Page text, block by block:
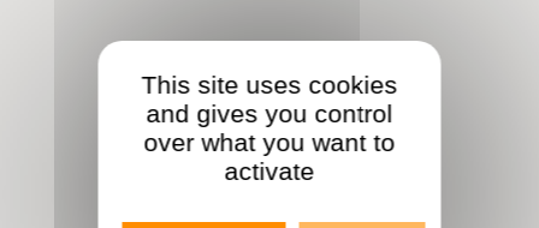
This site uses cookies
and gives you control
over what you want to
activate